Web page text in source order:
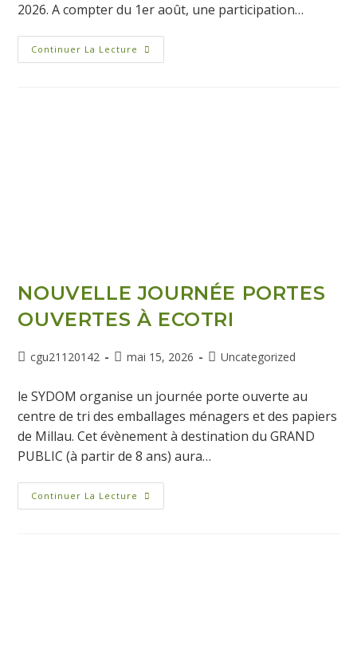
2026. A compter du 1er août, une participation…
Continuer La Lecture
NOUVELLE JOURNÉE PORTES
OUVERTES À ECOTRI
cgu21120142 mai 15, 2026 Uncategorized
le SYDOM organise un journée porte ouverte au
centre de tri des emballages ménagers et des papiers
de Millau. Cet évènement à destination du GRAND
PUBLIC (à partir de 8 ans) aura…
Continuer La Lecture